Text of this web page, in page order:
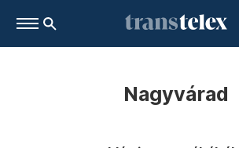
Nagyvárad